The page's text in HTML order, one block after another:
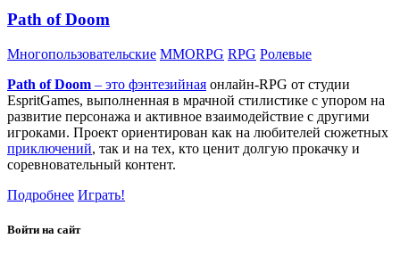
Path of Doom
Многопользовательские MMORPG RPG Ролевые
Path of Doom – это фэнтезийная онлайн-RPG от студии
EspritGames, выполненная в мрачной стилистике с упором на
развитие персонажа и активное взаимодействие с другими
игроками. Проект ориентирован как на любителей сюжетных
приключений, так и на тех, кто ценит долгую прокачку и
соревновательный контент.
Подробнее Играть!
Войти на сайт